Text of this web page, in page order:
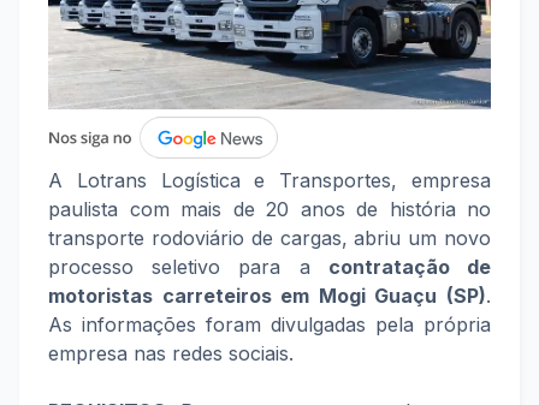
A Lotrans Logística e Transportes, empresa
paulista com mais de 20 anos de história no
transporte rodoviário de cargas, abriu um novo
processo seletivo para a contratação de
motoristas carreteiros em Mogi Guaçu (SP).
As informações foram divulgadas pela própria
empresa nas redes sociais.